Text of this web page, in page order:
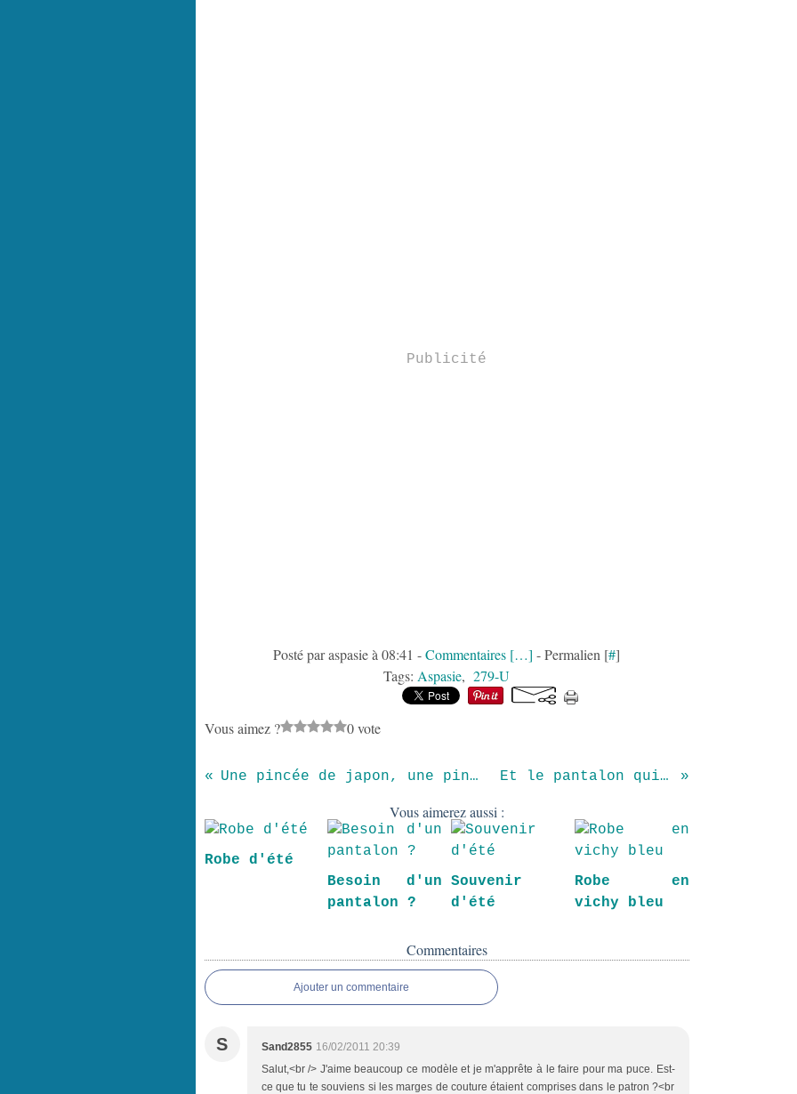
Publicité
Posté par aspasie à 08:41 -Commentaires […] - Permalien [#]
Tags: Aspasie, 279-U
Vous aimez ? 0 vote
Une pincée de japon, une pincée de madras... Et le pantalon qui va avec ..
Vous aimerez aussi :
Robe d'été
Besoin d'un
pantalon ?
Souvenir
d'été
Robe en
vichy bleu
Commentaires
Ajouter un commentaire
S Sand2855 16/02/2011 20:39
Salut,<br /> J'aime beaucoup ce modèle et je m'apprête à le faire pour ma puce. Est-
ce que tu te souviens si les marges de couture étaient comprises dans le patron ?<br